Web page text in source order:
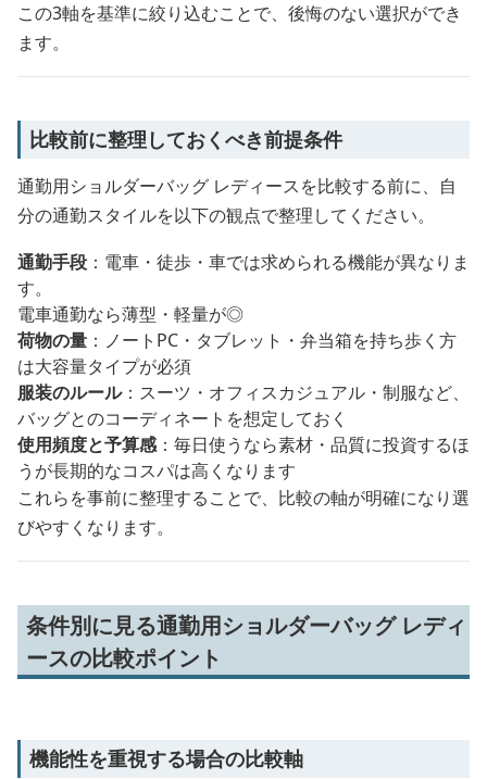
この3軸を基準に絞り込むことで、後悔のない選択ができ
ます。
比較前に整理しておくべき前提条件
通勤用ショルダーバッグ レディースを比較する前に、自
分の通勤スタイルを以下の観点で整理してください。
通勤手段 ：電車・徒歩・車では求められる機能が異なりま
す。
電車通勤なら薄型・軽量が◎
荷物の量 ：ノートPC・タブレット・弁当箱を持ち歩く方
は大容量タイプが必須
服装のルール：スーツ・オフィスカジュアル・制服など、
バッグとのコーディネートを想定しておく
使用頻度と予算感：毎日使うなら素材・品質に投資するほ
うが長期的なコスパは高くなります
これらを事前に整理することで、比較の軸が明確になり選
びやすくなります。
条件別に見る通勤用ショルダーバッグ レディ
ースの比較ポイント
機能性を重視する場合の比較軸